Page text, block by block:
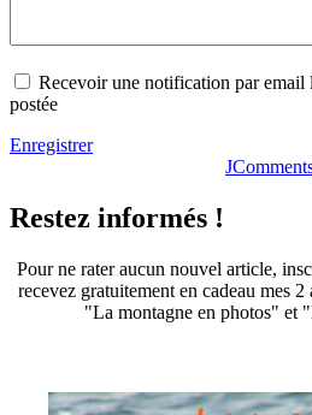
Recevoir une notification par email
postée
Enregistrer
Restez informés !
Pour ne rater aucun nouvel article,
recevez gratuitement en cadeau mes
"La montagne en photos" et